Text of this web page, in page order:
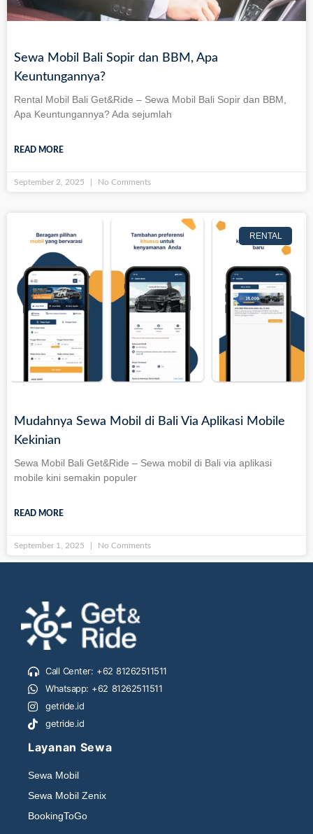
Sewa Mobil Bali Sopir dan BBM, Apa
Keuntungannya?
Rental Mobil Bali Get&Ride – Sewa Mobil Bali Sopir dan BBM,
Apa Keuntungannya? Ada sejumlah
READ MORE
September 2, 2025 No Comments
RENTAL
Mudahnya Sewa Mobil di Bali Via Aplikasi Mobile
Kekinian
Sewa Mobil Bali Get&Ride – Sewa mobil di Bali via aplikasi
mobile kini semakin populer
READ MORE
September 1, 2025 No Comments
Call Center: +62 81262511511
Whatsapp: +62 81262511511
getride.id
getride.id
Layanan Sewa
Sewa Mobil
Sewa Mobil Zenix
BookingToGo